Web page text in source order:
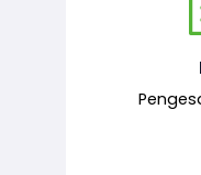
dan
kelulusan